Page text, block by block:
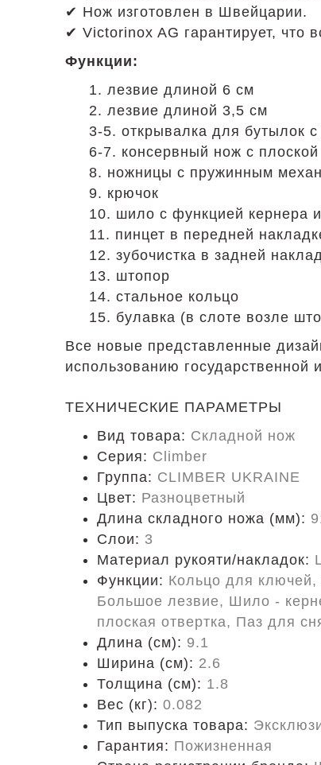
✔ Нож изготовлен в Швейцарии.
✔ Victorinox AG гарантирует, что
Функции:
1. лезвие длиной 6 см
2. лезвие длиной 3,5 см
3-5. открывалка для бутылок
6-7. консервный нож с
8. ножницы с пружинным
9. крючок
10. шило с функцией кернера
11. пинцет в передней
12. зубочистка в задней
13. штопор
14. стальное кольцо
15. булавка (в слоте возле
Все новые представленные
использованию государственной
ТЕХНИЧЕСКИЕ ПАРАМЕТРЫ
Вид товара: Складной нож
Серия: Climber
Группа: CLIMBER UKRAINE
Цвет: Разноцветный
Длина складного ножа (мм):
Слои: 3
Материал рукояти/накладок:
Функции: Кольцо для
Большое лезвие, Шило -
плоская отвертка, Паз для
Длина (cм): 9.1
Ширина (см): 2.6
Толщина (см): 1.8
Вес (кг): 0.082
Тип выпуска товара:
Гарантия: Пожизненная